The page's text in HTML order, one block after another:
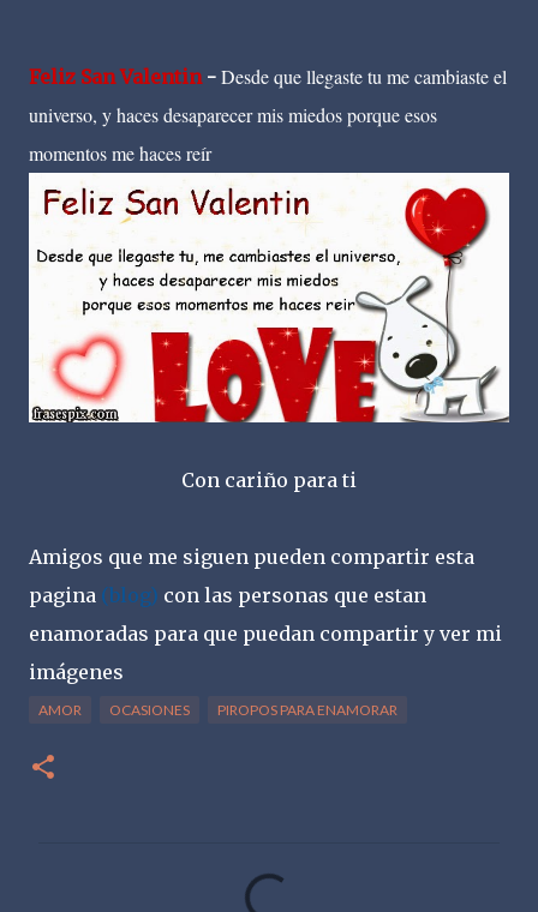
Feliz San Valentin- Desde que llegaste tu me cambiaste el
universo, y haces desaparecer mis miedos porque esos
momentos me haces reír
Con cariño para ti
Amigos que me siguen pueden compartir esta
pagina (blog) con las personas que estan
enamoradas para que puedan compartir y ver mi
imágenes
AMOR OCASIONES PIROPOS PARA ENAMORAR